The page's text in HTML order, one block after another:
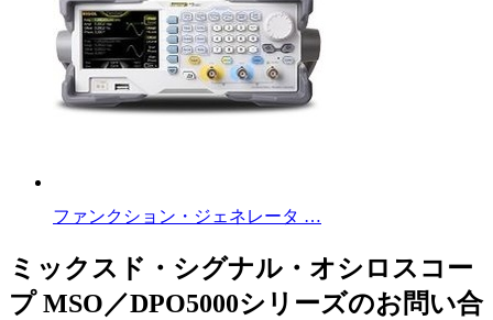
ファンクション・ジェネレータ …
ミックスド・シグナル・オシロスコー
プ MSO／DPO5000シリーズのお問い合